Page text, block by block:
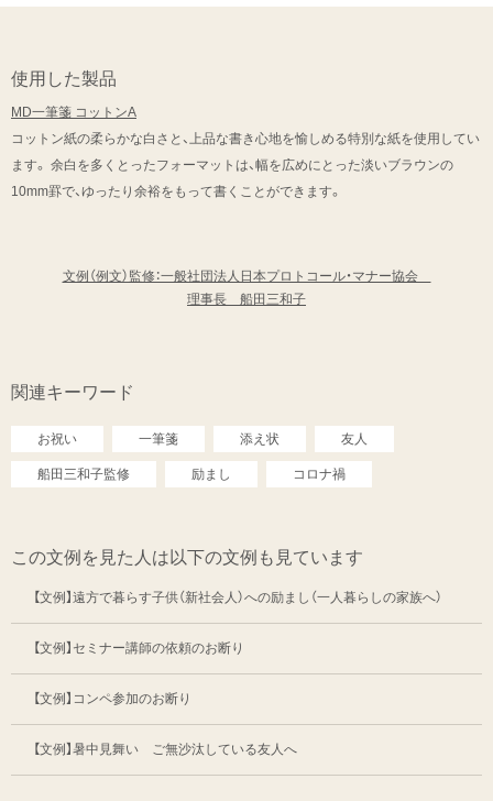
使用した製品
MD一筆箋 コットンA
コットン紙の柔らかな白さと、上品な書き心地を愉しめる特別な紙を使用してい
ます。 余白を多くとったフォーマットは、幅を広めにとった淡いブラウンの
10mm罫で、ゆったり余裕をもって書くことができます。
文例（例文）監修：一般社団法人日本プロトコール・マナー協会
理事長 船田三和子
関連キーワード
お祝い 一筆箋 添え状 友人
船田三和子監修 励まし コロナ禍
この文例を見た人は以下の文例も見ています
【文例】遠方で暮らす子供（新社会人）への励まし（一人暮らしの家族へ）
【文例】セミナー講師の依頼のお断り
【文例】コンペ参加のお断り
【文例】暑中見舞い ご無沙汰している友人へ